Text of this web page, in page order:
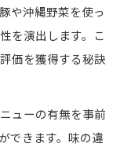
や沖縄野菜を使っ
を演出します。こ
価を獲得する秘訣
ューの有無を事前
できます。味の違